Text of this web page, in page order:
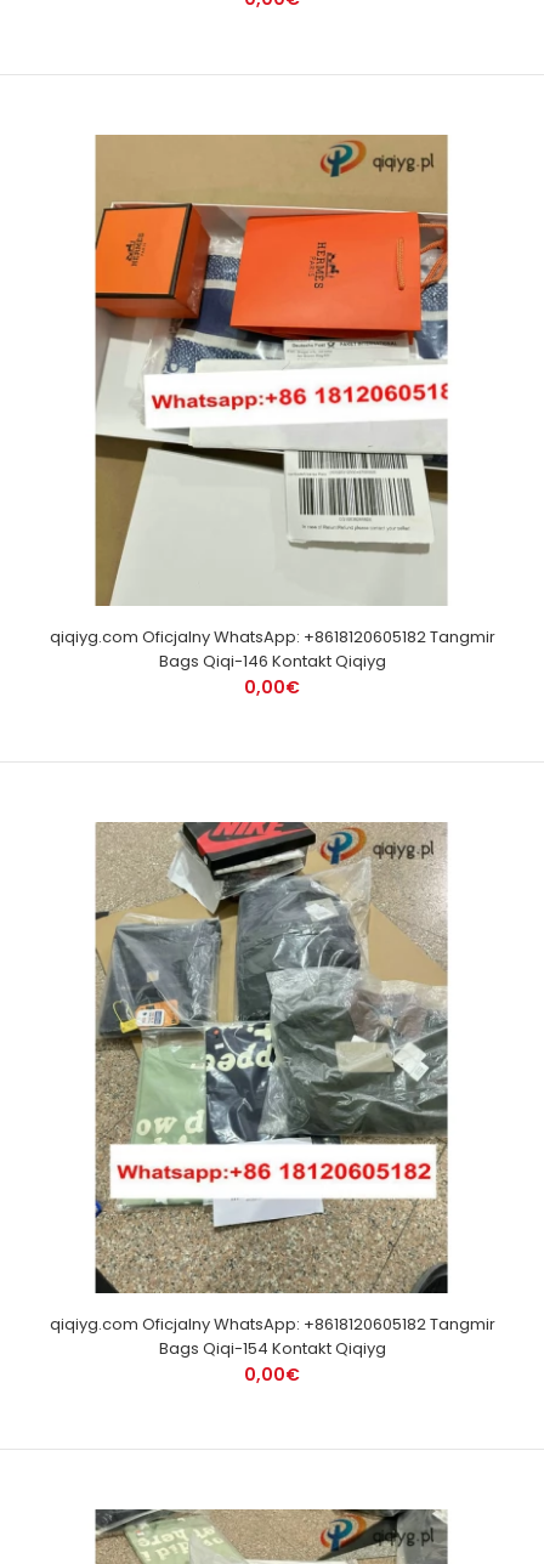
qiqiyg.com Oficjalny WhatsApp: +8618120605182 Tangmir
Bags Qiqi-146 Kontakt Qiqiyg
0,00€
qiqiyg.com Oficjalny WhatsApp: +8618120605182 Tangmir
Bags Qiqi-154 Kontakt Qiqiyg
0,00€